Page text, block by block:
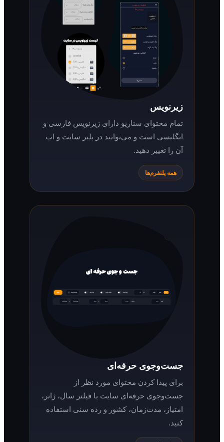
تمام محتوای سناریو دارای زیرنویس فارسی و
انگلیسی است و می‌توانید در پلیر سایت و اپ
آن را تغییر دهید.
همه پلتفرم‌ها
جست‌وجوی حرفه‌ای
برای پیدا کردن محتوای مورد نظر از
جست‌وجوی حرفه‌ای سایت با فیلتر سال، ژانر،
امتیاز، مدت‌زمان، کشور و رده سنی استفاده